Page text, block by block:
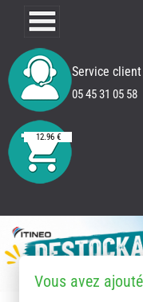
Service client
05 45 31 05 58
12.96 €
Vous avez ajouté